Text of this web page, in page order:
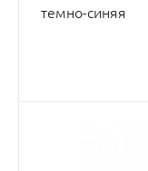
темно-синяя